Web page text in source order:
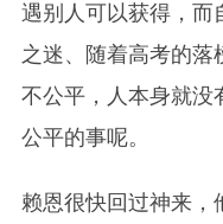
遇别人可以获得，而
之迷、随着高考的
不公平，人本身就没
公平的事呢。
赖恩很快回过神来，